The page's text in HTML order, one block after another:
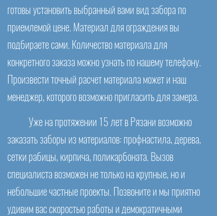
готовы установить выбранный вами вид забора по
приемлемой цене. Материал для ограждения вы
подбираете сами. Количество материала для
конкретного заказа можно узнать по нашему телефону.
Произвести точный расчет материала может и наш
менеджер, которого возможно пригласить для замера.
Уже на протяжении 15 лет в Рязани возможно
заказать заборы из материалов: профнастила, дерева,
сетки рабицы, кирпича, поликарбоната. Вызов
специалиста возможен не только на крупные, но и
небольшие частные проекты. Позвоните и мы приятно
удивим вас скоростью работы и демократичными